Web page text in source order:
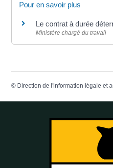
Pour en savoir plus
Le contrat à durée
Ministère chargé du travail
© Direction de l'information légale et